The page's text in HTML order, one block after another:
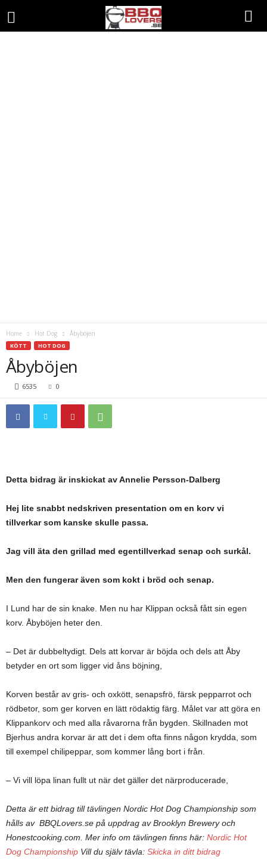
Home Hot Dog Åbyböjen
KÖTT HOT DOG
Åbyböjen
6535 0
Detta bidrag är inskickat av Annelie Persson-Dalberg
Hej lite snabbt nedskriven presentation om en korv vi
tillverkar som kanske skulle passa.
Jag vill äta den grillad med egentillverkad senap och surkål.
Men den fungerar även som kokt i bröd och senap.
I Lund har de sin knake. Men nu har Klippan också fått sin egen
korv. Åbyböjen heter den.
– Det är dubbeltydigt. Dels att korvar är böjda och dels att Åby
betyder en ort som ligger vid åns böjning,
Korven består av gris- och oxkött, senapsfrö, färsk pepparrot och
rödbetor, som ger korven en lätt rödaktig färg. Målet var att göra en
Klippankorv och med alla råvarorna från bygden. Skillnaden mot
Bjerhus andra korvar är att det i dem ofta finns någon krydda, som
till exempel chilipeppar, som kommer lång bort i från.
– Vi vill löpa linan fullt ut när det gäller det närproducerade,
Detta är ett bidrag till tävlingen Nordic Hot Dog Championship som
hålls av BBQLovers.se på uppdrag av Brooklyn Brewery och
Honestcooking.com. Mer info om tävlingen finns här: Nordic Hot
Dog Championship Vill du själv tävla: Skicka in ditt bidrag